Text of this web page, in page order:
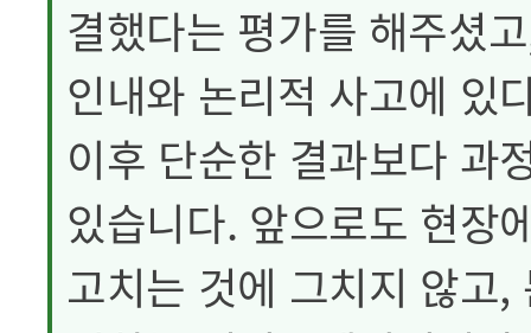
결했다는 평가를 해주셨
인내와 논리적 사고에 있
이후 단순한 결과보다 과
있습니다. 앞으로도 현장
고치는 것에 그치지 않고